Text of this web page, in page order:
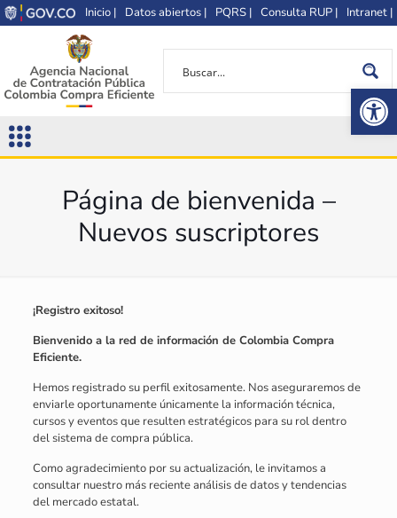
Inicio | Datos abiertos | PQRS | Consulta RUP | Intranet |
Página de bienvenida –
Nuevos suscriptores
¡Registro exitoso!
Bienvenido a la red de información de Colombia Compra
Eficiente.
Hemos registrado su perfil exitosamente. Nos aseguraremos de
enviarle oportunamente únicamente la información técnica,
cursos y eventos que resulten estratégicos para su rol dentro
del sistema de compra pública.
Como agradecimiento por su actualización, le invitamos a
consultar nuestro más reciente análisis de datos y tendencias
del mercado estatal.